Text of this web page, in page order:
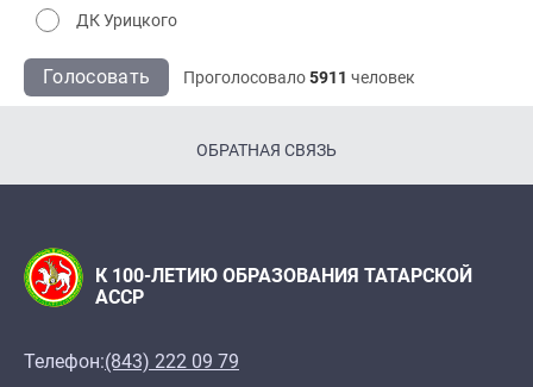
ДК Урицкого
Голосовать Проголосовало5911 человек
ОБРАТНАЯ СВЯЗЬ
К 100-ЛЕТИЮ ОБРАЗОВАНИЯ ТАТАРСКОЙ
АССР
Телефон:(843) 222 09 79